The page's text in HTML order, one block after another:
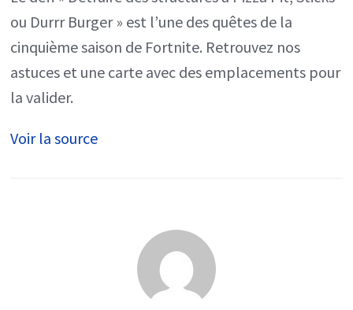
ou Durrr Burger » est l’une des quêtes de la
cinquième saison de Fortnite. Retrouvez nos
astuces et une carte avec des emplacements pour
la valider.
Voir la source